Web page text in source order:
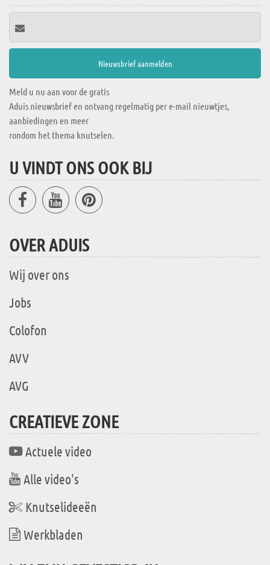
Meld u nu aan voor de gratis
Aduis nieuwsbrief en ontvang regelmatig per e-mail nieuwtjes,
aanbiedingen en meer
rondom het thema knutselen.
U VINDT ONS OOK BIJ
OVER ADUIS
Wij over ons
Jobs
Colofon
AVV
AVG
CREATIEVE ZONE
Actuele video
Alle video's
Knutselideeën
Werkbladen